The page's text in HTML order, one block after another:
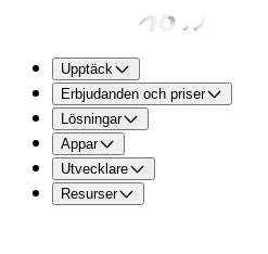
Upptäck
Erbjudanden och priser
Lösningar
Appar
Utvecklare
Resurser